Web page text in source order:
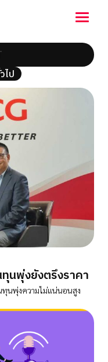
ไป
นพุ่งยังตรึงราคา
ทุนพุ่งความไม่แน่นอนสูง